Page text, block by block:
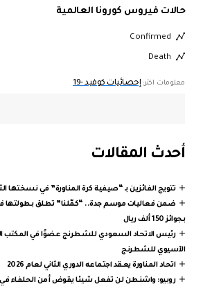
حالات فيروس كورونا العالمية
Confirmed
Death
معلومات اكثر: إحصائيات كوفيد -19
أحدث المقالات
تتويج الفائزين بـ “صيفية كرة المناورة” في نسختها
ضمن فعاليات موسم جدة.. “كمّلنا” تطلق بطولتها في
بجوائز 150 ألف ريال
رئيس الاتحاد السعودي للشطرنج عضوًا في المكتب
الآسيوي للشطرنج
اتحاد المناورة يعقد اجتماعه الدوري الثاني لعام 2026
روبيو: واشنطن لن تفعل شيئا يقوض أمن الحلفاء في